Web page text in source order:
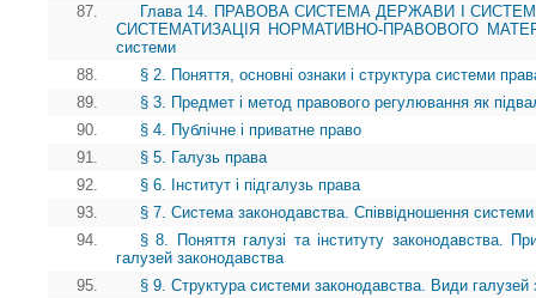
87.
Глава 14. ПРАВОВА СИСТЕМА ДЕРЖАВИ І
СИСТЕМАТИЗАЦІЯ НОРМАТИВНО-ПРАВОВОГО
системи
88.
§ 2. Поняття, основні ознаки і структура системи
89.
§ 3. Предмет і метод правового регулювання як
90.
§ 4. Публічне і приватне право
91.
§ 5. Галузь права
92.
§ 6. Інститут і підгалузь права
93.
§ 7. Система законодавства. Співвідношення
94.
§ 8. Поняття галузі та інституту законодавства.
галузей законодавства
95.
§ 9. Структура системи законодавства. Види галузей